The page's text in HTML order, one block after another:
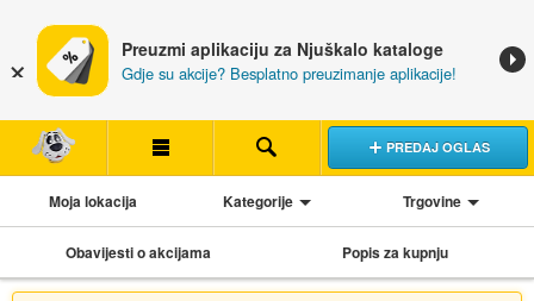
Preuzmi aplikaciju za Njuškalo kataloge
Gdje su akcije? Besplatno preuzimanje aplikacije!
PREDAJ OGLAS
Moja lokacija Kategorije Trgovine
Obavijesti o akcijama Popis za kupnju